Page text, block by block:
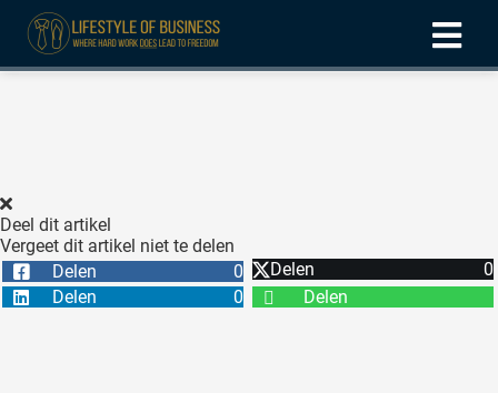
Deel dit artikel
Vergeet dit artikel niet te delen
Delen
0 Delen
0
Delen
0 Delen